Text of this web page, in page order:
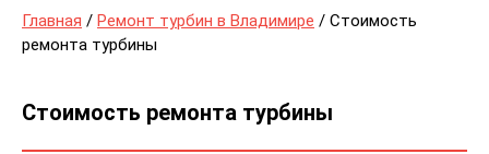
Главная / Ремонт турбин в Владимире / Стоимость
ремонта турбины
Стоимость ремонта турбины